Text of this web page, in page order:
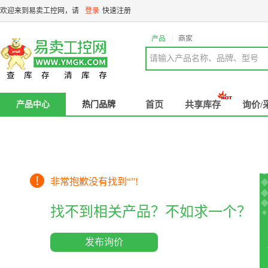
欢迎来到易卖工控网，请 登录 快速注册
产品 商家
请输入产品名称、品牌、型号
产品中心 热门品牌 首页 共享库存 询价/
非常抱歉没有找到“”!
找不到相关产品？不如求一个？
发布询价